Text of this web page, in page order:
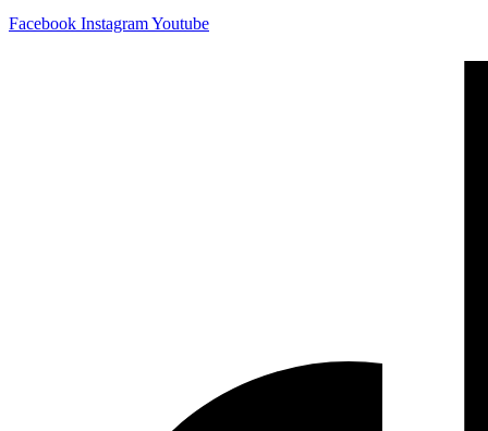
Facebook InstagramYoutube